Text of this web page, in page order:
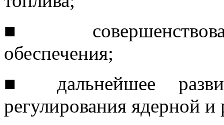
■
обеспечения;
■ дальнейшее
регулирования ядерной